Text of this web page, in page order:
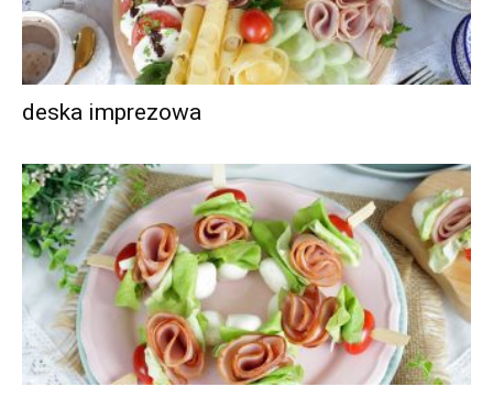
deska imprezowa